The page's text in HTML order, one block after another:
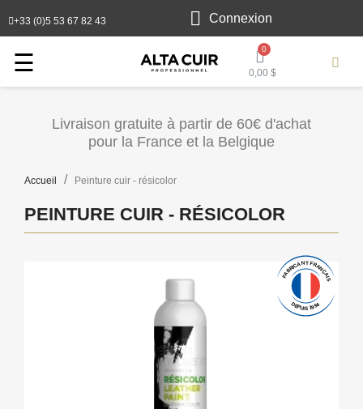
+33 (0)5 53 67 82 43 Connexion
Toggle
navigation
☰ 0,00 $
Livraison gratuite à partir de 60€ d'achat
pour la France et la Belgique
Accueil Peinture cuir - résicolor
PEINTURE CUIR - RÉSICOLOR